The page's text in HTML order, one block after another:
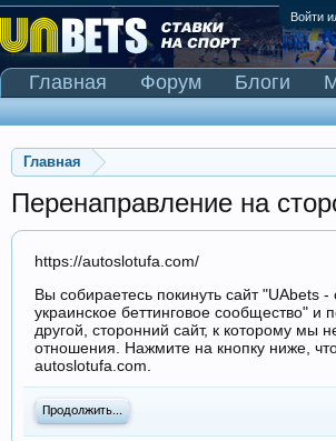
Войти
Главная
Перенаправление на
https://autoslotufa.com/
Вы собираетесь покинуть сайт "UAbets -
украинское беттинговое сообщество" и
другой, сторонний сайт, к которому мы
отношения. Нажмите на кнопку ниже,
autoslotufa.com.
Продолжить...
Главная Форум Блоги
Сканер Pinnacle